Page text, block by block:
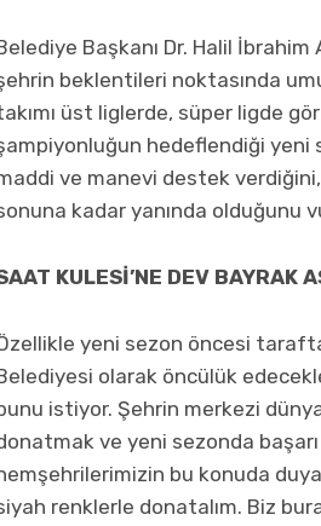
Başkanı Dr. Halil
beklentileri noktasında
üst liglerde, süper ligde
hedeflendiği yeni
ve manevi destek
kadar yanında olduğunu
KULESİ’NE DEV BAYRAK
yeni sezon öncesi
olarak öncülük
istiyor. Şehrin merkezi
ve yeni sezonda
bu konuda
renklerle donatalım. Biz